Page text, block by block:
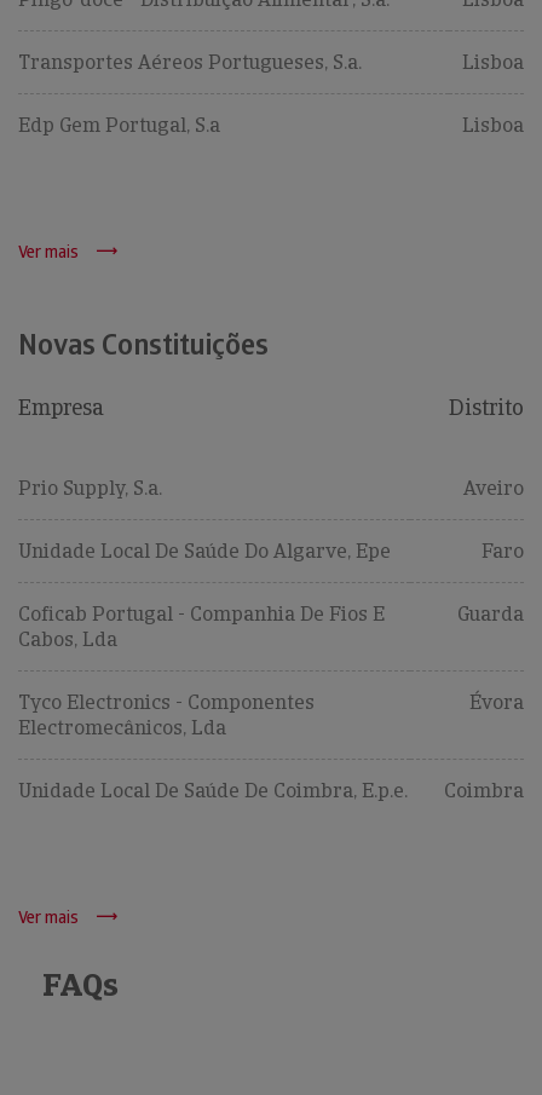
Transportes Aéreos Portugueses, S.a. Lisboa
Edp Gem Portugal, S.a Lisboa
Ver mais
Novas Constituições
Empresa Distrito
Prio Supply, S.a. Aveiro
Unidade Local De Saúde Do Algarve, Epe Faro
Coficab Portugal - Companhia De Fios E
Cabos, Lda
Guarda
Tyco Electronics - Componentes
Electromecânicos, Lda
Évora
Unidade Local De Saúde De Coimbra, E.p.e. Coimbra
Ver mais
FAQs